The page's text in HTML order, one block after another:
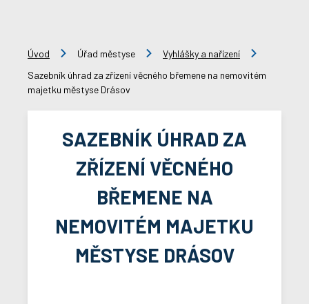
Úvod Úřad městyse
Vyhlášky a nařízení
Sazebník úhrad za zřízení věcného břemene na nemovitém
majetku městyse Drásov
SAZEBNÍK ÚHRAD ZA
ZŘÍZENÍ VĚCNÉHO
BŘEMENE NA
NEMOVITÉM MAJETKU
MĚSTYSE DRÁSOV